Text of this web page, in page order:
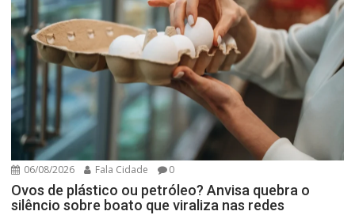
06/08/2026 Fala Cidade 0
Ovos de plástico ou petróleo? Anvisa quebra o
silêncio sobre boato que viraliza nas redes